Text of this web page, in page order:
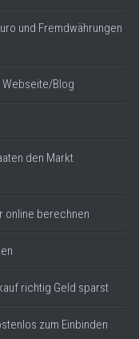
und Fremdwährungen
Blog
den Markt
online berechnen
richtig Geld sparst
zum Einbinden